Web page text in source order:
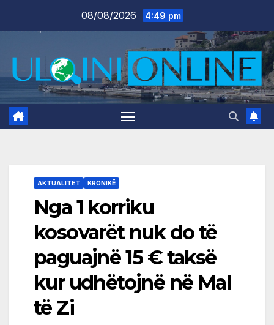
08/08/2026 4:49 pm
AKTUALITET KRONIKË
Nga 1 korriku
kosovarët nuk do të
paguajnë 15 € taksë
kur udhëtojnë në Mal
të Zi